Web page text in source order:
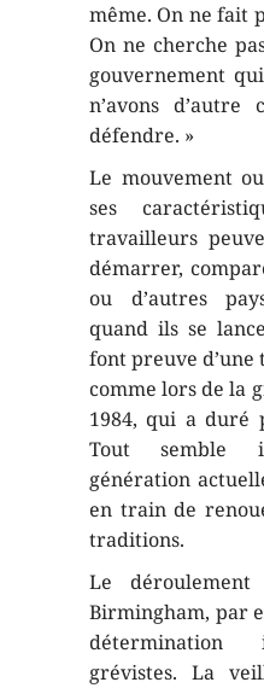
même. On ne fait
On ne cherche
gouvernement
n’avons
défendre. »
Le mouvement
ses
travailleurs
démarrer,
ou d’autres
quand ils se
font preuve d’une
comme lors de la
1984, qui a duré
Tout semble
génération
en train de
traditions.
Le
Birmingham, par
détermination
grévistes. La